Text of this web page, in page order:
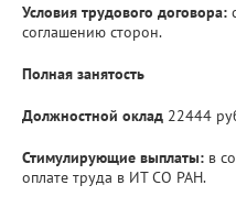
Условия трудового договора:
соглашению сторон.
Полная занятость
Должностной оклад 22444
Стимулирующие выплаты: в
оплате труда в ИТ СО РАН.